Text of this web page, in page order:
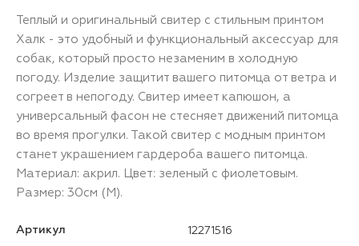
Теплый и оригинальный свитер с стильным принтом
Халк - это удобный и функциональный аксессуар для
собак, который просто незаменим в холодную
погоду. Изделие защитит вашего питомца от ветра и
согреет в непогоду. Свитер имеет капюшон, а
универсальный фасон не стесняет движений питомца
во время прогулки. Такой свитер с модным принтом
станет украшением гардероба вашего питомца.
Материал: акрил. Цвет: зеленый с фиолетовым.
Размер: 30см (M).
Артикул 12271516